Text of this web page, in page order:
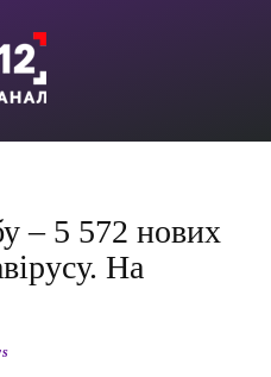
– 5 572 нових
На